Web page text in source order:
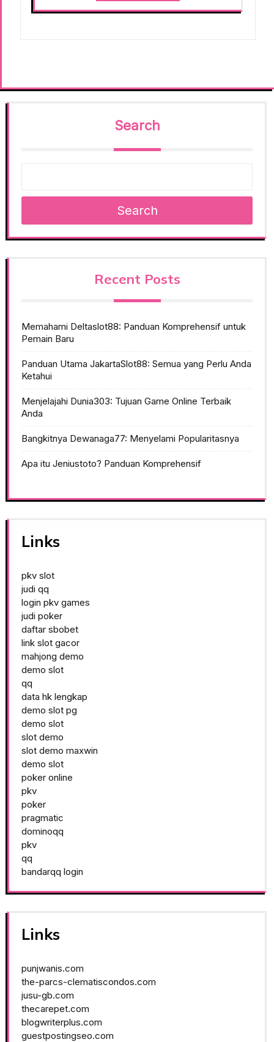
Search
Search
Recent Posts
Memahami Deltaslot88: Panduan Komprehensif untuk
Pemain Baru
Panduan Utama JakartaSlot88: Semua yang Perlu Anda
Ketahui
Menjelajahi Dunia303: Tujuan Game Online Terbaik
Anda
Bangkitnya Dewanaga77: Menyelami Popularitasnya
Apa itu Jeniustoto? Panduan Komprehensif
Links
pkv slot
judi qq
login pkv games
judi poker
daftar sbobet
link slot gacor
mahjong demo
demo slot
qq
data hk lengkap
demo slot pg
demo slot
slot demo
slot demo maxwin
demo slot
poker online
pkv
poker
pragmatic
dominoqq
pkv
qq
bandarqq login
Links
punjwanis.com
the-parcs-clematiscondos.com
jusu-gb.com
thecarepet.com
blogwriterplus.com
guestpostingseo.com